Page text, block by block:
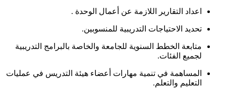
اعداد التقارير اللازمة عن أعمال الوحدة .
تحديد الاحتياجات التدريبية للمنسوبين.
متابعة الخطط السنوية للجامعة والخاصة بالبرامج التدريبية
لجميع الفئات.
المساهمة في تنمية مهارات أعضاء هيئة التدريس في عمليات
التعليم والتعلم.